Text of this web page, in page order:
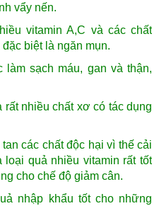
vẩy nến.
vitamin A,C và các chất
biệt là ngăn mụn.
sạch máu, gan và thận,
nhiều chất xơ có tác dụng
các chất độc hại vì thế cải
quả nhiều vitamin rất tốt
cho chế độ giảm cân.
nhập khẩu tốt cho những